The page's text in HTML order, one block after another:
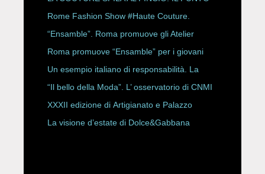
CON ALESSANDRO ONORATO E
ROBERTA ANGELILLI
Rome Fashion Show #Haute Couture.
“Ensamble”. Roma promuove gli Atelier
Storici
Roma promuove “Ensamble” per i giovani
Un esempio italiano di responsabilità. La
Rete Slow Fiber
“Il bello della Moda”. L’ osservatorio di CNMI
XXXII edizione di Artigianato e Palazzo
La visione d’estate di Dolce&Gabbana